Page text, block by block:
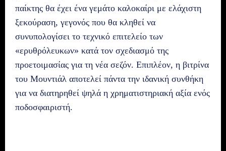
παίκτης θα έχει ένα γεμάτο καλοκαίρι με ελάχιστη
ξεκούραση, γεγονός που θα κληθεί να
συνυπολογίσει το τεχνικό επιτελείο των
«ερυθρόλευκων» κατά τον σχεδιασμό της
προετοιμασίας για τη νέα σεζόν. Επιπλέον, η βιτρίνα
του Μουντιάλ αποτελεί πάντα την ιδανική συνθήκη
για να διατηρηθεί ψηλά η χρηματιστηριακή αξία ενός
ποδοσφαιριστή.